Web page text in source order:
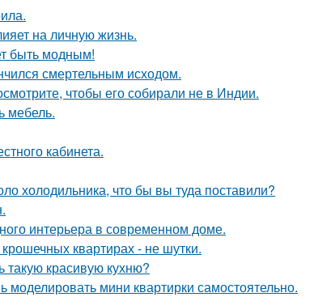
на личную жизнь.
быть модным!
смертельным исходом.
чтобы его собирали не в Индии.
мебель.
кабинета.
холодильника, что бы вы туда поставили?
интерьера в современном доме.
квартирах - не шутки.
такую красивую кухню?
мини квартирки самостоятельно.